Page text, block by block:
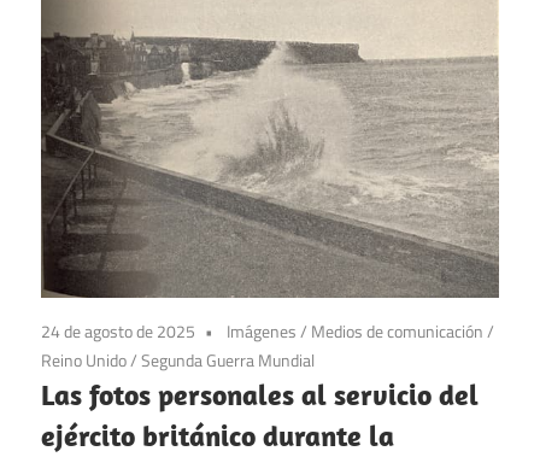
24 de agosto de 2025 Imágenes/ Medios de comunicación/
Reino Unido/Segunda Guerra Mundial
Las fotos personales al servicio del
ejército británico durante la